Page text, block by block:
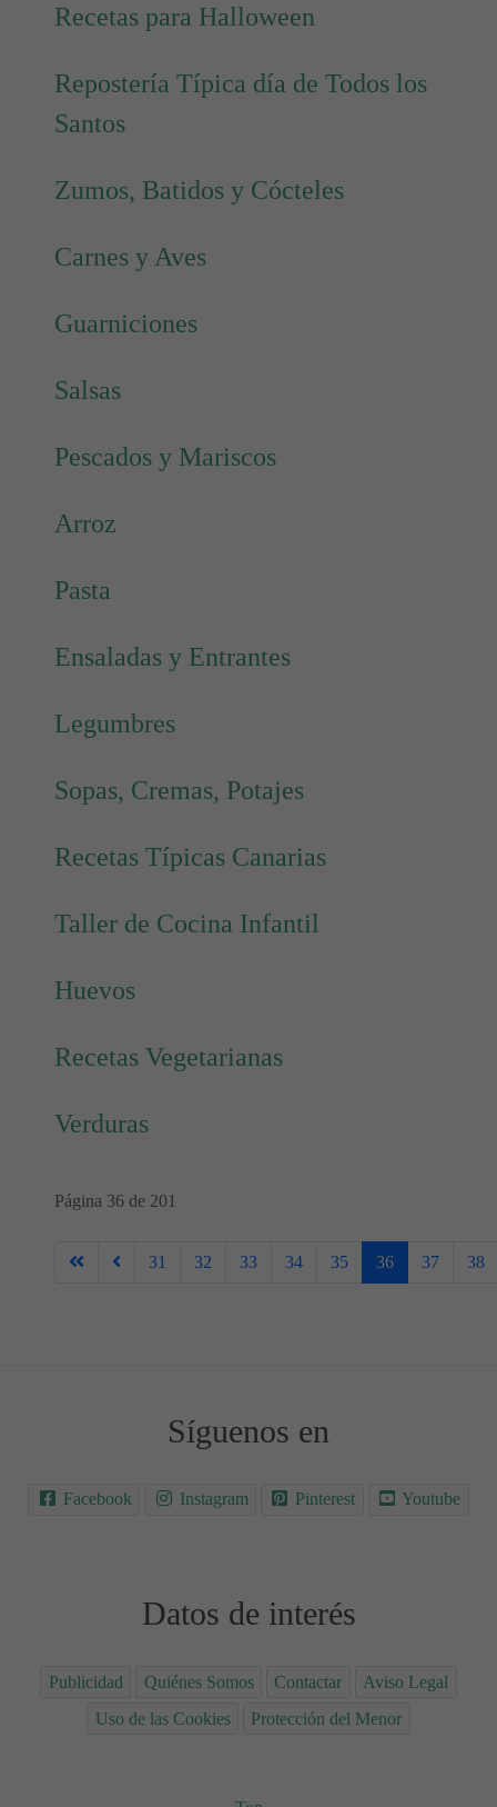
Recetas para Halloween
Repostería Típica día de Todos los
Santos
Zumos, Batidos y Cócteles
Carnes y Aves
Guarniciones
Salsas
Pescados y Mariscos
Arroz
Pasta
Ensaladas y Entrantes
Legumbres
Sopas, Cremas, Potajes
Recetas Típicas Canarias
Taller de Cocina Infantil
Huevos
Recetas Vegetarianas
Verduras
Página 36 de 201
31 32 33 34 35 36 37 38
Síguenos en
Facebook Instagram Pinterest Youtube
Datos de interés
Publicidad Quiénes Somos Contactar
Aviso Legal
Uso de las Cookies
Protección del Menor